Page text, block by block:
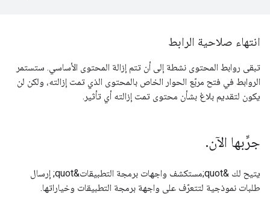
انتهاء صلاحية الرابط
تبقى روابط المحتوى نشطة إلى أن تتم إزالة المحتوى الأساسي. ستستمر
الروابط في فتح مربّع الحوار الخاص بالمحتوى الذي تمت إزالته، ولكن لن
يكون لتقديم بلاغ بشأن محتوى تمت إزالته أي تأثير.
جرِّبها الآن.
يتيح لك &quot;مستكشف واجهات برمجة التطبيقات&quot; إرسال
طلبات نموذجية لتتعرّف على واجهة برمجة التطبيقات وخياراتها.